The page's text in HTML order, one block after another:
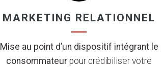
MARKETING RELATIONNEL
Mise au point d’un dispositif intégrant le
consommateur pour crédibiliser votre